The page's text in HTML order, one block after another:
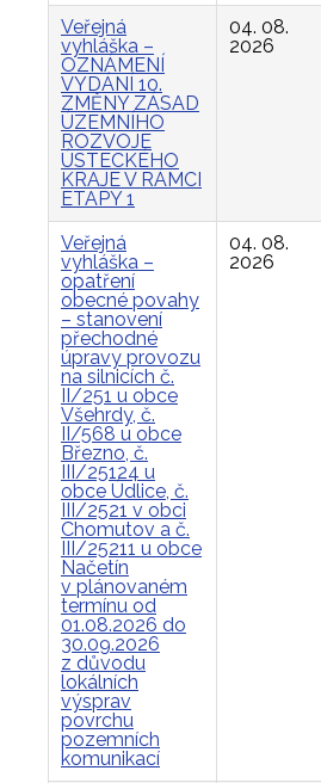
Veřejná
vyhláška –
OZNÁMENÍ
VYDÁNÍ 10.
ZMĚNY ZÁSAD
ÚZEMNÍHO
ROZVOJE
ÚSTECKÉHO
KRAJE V RÁMCI
ETAPY 1
04. 08.
2026
Veřejná
vyhláška –
opatření
obecné povahy
– stanovení
přechodné
úpravy provozu
na silnicích č.
II/251 u obce
Všehrdy, č.
II/568 u obce
Březno, č.
III/25124 u
obce Údlice, č.
III/2521 v obci
Chomutov a č.
III/25211 u obce
Načetín
v plánovaném
termínu od
01.08.2026 do
30.09.2026
z důvodu
lokálních
výsprav
povrchu
pozemních
komunikací
04. 08.
2026